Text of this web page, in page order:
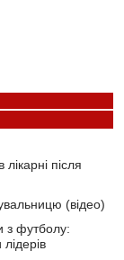
після
(відео)
з футболу: